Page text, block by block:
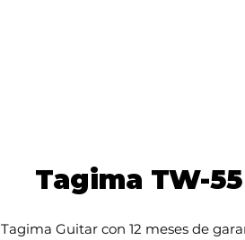
Tagima TW-
Tagima Guitar con 12 meses de